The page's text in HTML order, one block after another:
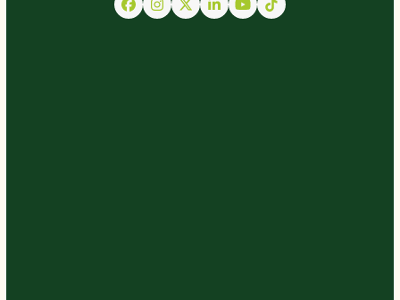
Facebook
Instagram
TwitterLinkedIn
YouTube
Tiktok